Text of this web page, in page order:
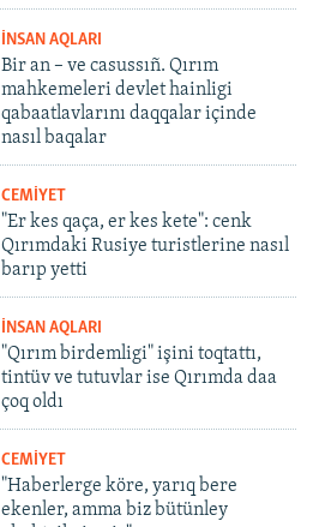
İNSAN AQLARI
Bir an – ve casussıñ. Qırım
mahkemeleri devlet hainligi
qabaatlavlarını daqqalar içinde
nasıl baqalar
CEMİYET
"Er kes qaça, er kes kete": cenk
Qırımdaki Rusiye turistlerine nasıl
barıp yetti
İNSAN AQLARI
"Qırım birdemligi" işini toqtattı,
tintüv ve tutuvlar ise Qırımda daa
çoq oldı
CEMİYET
"Haberlerge köre, yarıq bere
ekenler, amma biz bütünley